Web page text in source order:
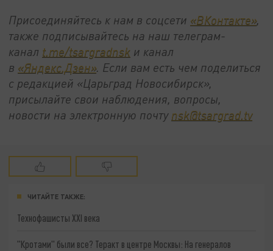
Присоединяйтесь к нам в соцсети «ВКонтакте»,
также подписывайтесь на наш телеграм-
канал t.me/tsargradnsk и канал
в «Яндекс.Дзен». Если вам есть чем поделиться
с редакцией «Царьград Новосибирск»,
присылайте свои наблюдения, вопросы,
новости на электронную почту nsk@tsargrad.tv
ЧИТАЙТЕ ТАКЖЕ:
Технофашисты XXI века
"Кротами" были все? Теракт в центре Москвы: На генералов